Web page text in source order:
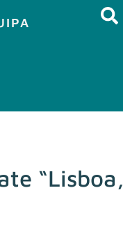
“Lisboa,